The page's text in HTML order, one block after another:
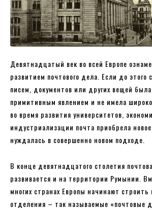
Девятнадцатый век во всей Европе
развитием почтового дела. Если до этого
писем, документов или других вещей
примитивным явлением и не имела
во время развития университетов,
индустриализации почта приобрела
нуждалась в совершенно новом подходе.
В конце девятнадцатого столетия
развивается и на территории Румынии.
многих странах Европы начинают
отделения – так называемые «почтовые